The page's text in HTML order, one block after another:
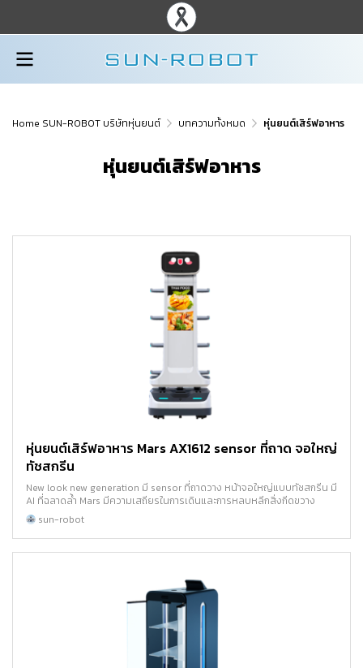
Home SUN-ROBOT บริษัทหุ่นยนต์ บทความทั้งหมด หุ่นยนต์เสิร์ฟอาหาร
หุ่นยนต์เสิร์ฟอาหาร
หุ่นยนต์เสิร์ฟอาหาร Mars AX1612 sensor ที่ถาด จอใหญ่
ทัชสกรีน
New look new generation มี sensor ที่ถาดวาง หน้าจอใหญ่แบบทัชสกรีน มี
AI ที่ฉลาดล้ำ Mars มีความเสถียรในการเดินและการหลบหลีกสิ่งกีดขวาง
sun-robot